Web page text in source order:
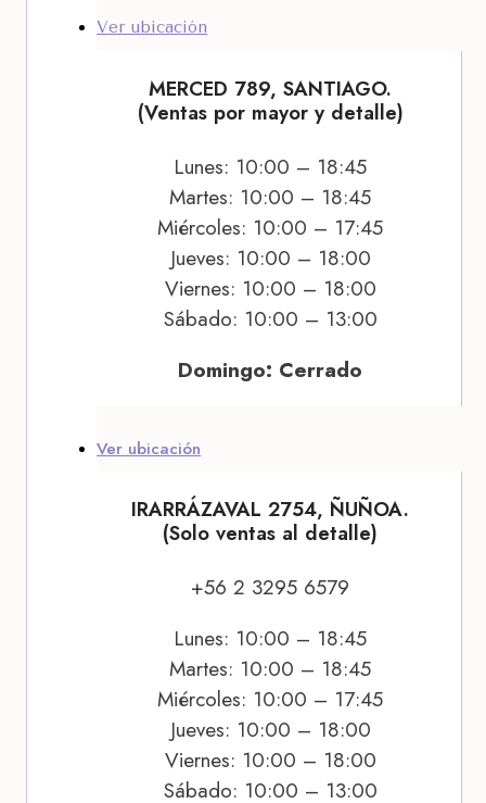
Ver ubicación
MERCED 789, SANTIAGO.
(Ventas por mayor y detalle)
Lunes: 10:00 – 18:45
Martes: 10:00 – 18:45
Miércoles: 10:00 – 17:45
Jueves: 10:00 – 18:00
Viernes: 10:00 – 18:00
Sábado: 10:00 – 13:00
Domingo: Cerrado
Ver ubicación
IRARRÁZAVAL 2754, ÑUÑOA.
(Solo ventas al detalle)
+56 2 3295 6579
Lunes: 10:00 – 18:45
Martes: 10:00 – 18:45
Miércoles: 10:00 – 17:45
Jueves: 10:00 – 18:00
Viernes: 10:00 – 18:00
Sábado: 10:00 – 13:00